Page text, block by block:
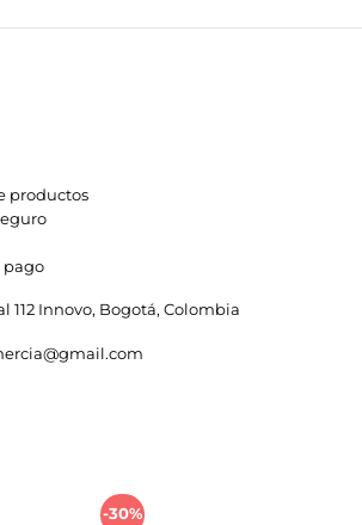
productos
pago
112 Innovo, Bogotá, Colombia
-30%